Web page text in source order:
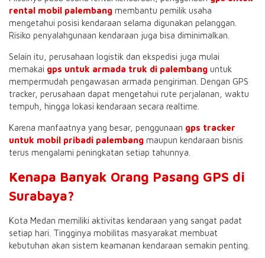
rental mobil palembang membantu pemilik usaha
mengetahui posisi kendaraan selama digunakan pelanggan.
Risiko penyalahgunaan kendaraan juga bisa diminimalkan.
Selain itu, perusahaan logistik dan ekspedisi juga mulai
memakai gps untuk armada truk di palembang untuk
mempermudah pengawasan armada pengiriman. Dengan GPS
tracker, perusahaan dapat mengetahui rute perjalanan, waktu
tempuh, hingga lokasi kendaraan secara realtime.
Karena manfaatnya yang besar, penggunaan gps tracker
untuk mobil pribadi palembang maupun kendaraan bisnis
terus mengalami peningkatan setiap tahunnya.
Kenapa Banyak Orang Pasang GPS di
Surabaya?
Kota Medan memiliki aktivitas kendaraan yang sangat padat
setiap hari. Tingginya mobilitas masyarakat membuat
kebutuhan akan sistem keamanan kendaraan semakin penting.